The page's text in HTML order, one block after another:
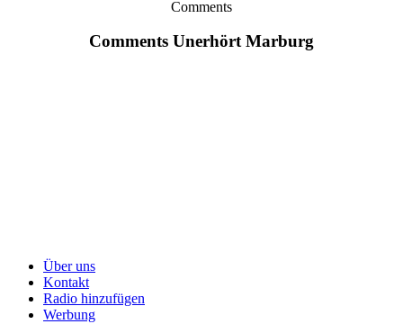
Comments
Comments Unerhört Marburg
Über uns
Kontakt
Radio hinzufügen
Werbung